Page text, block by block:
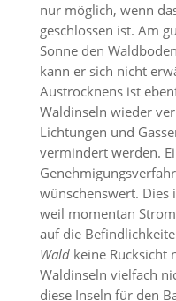
nur möglich, wenn
geschlossen ist. Am
Sonne den
kann er sich nicht
Austrocknens ist
Waldinseln wieder
Lichtungen und
vermindert werden.
wünschenswert. Dies
weil momentan
auf die
Wald keine Rücksicht
Waldinseln vielfach
diese Inseln für den